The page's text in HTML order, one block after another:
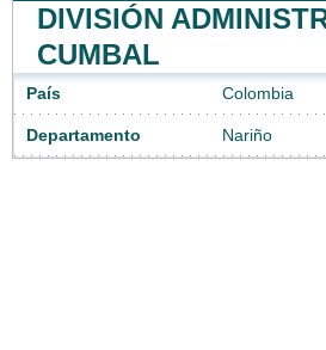
DIVISIÓN
CUMBAL
País Colombia
Departamento Nariño